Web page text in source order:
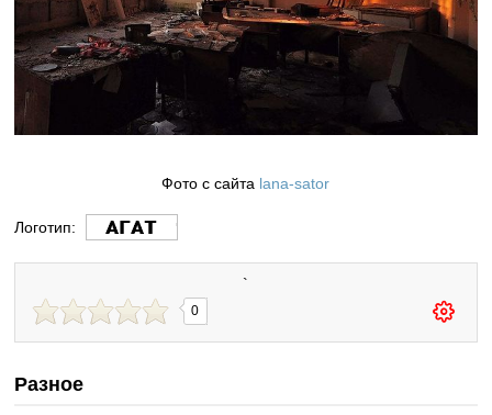
Фото с сайта lana-sator
Логотип:
`
0
Разное